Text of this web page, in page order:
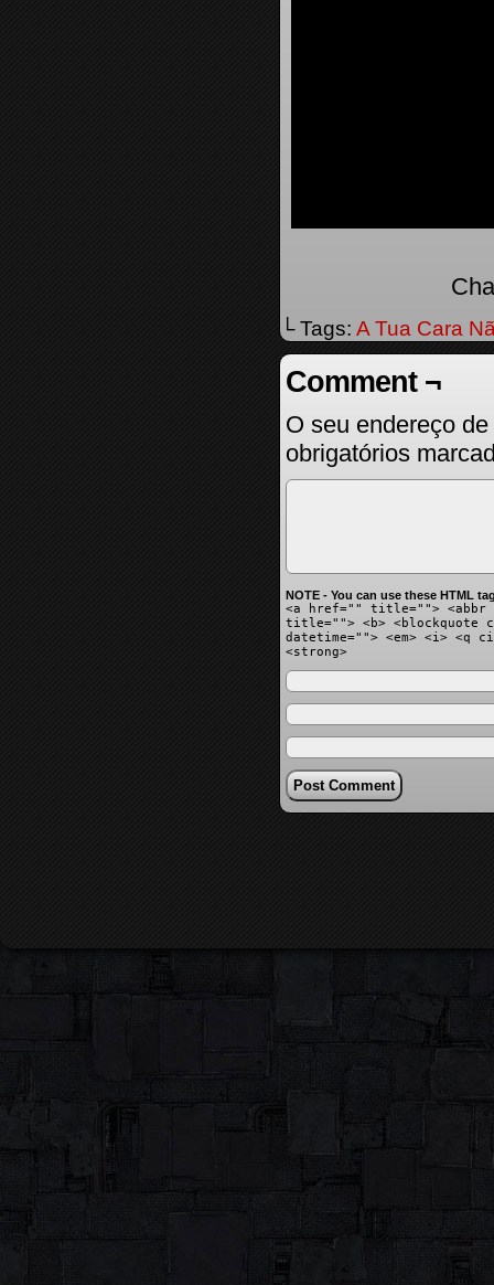
└ Tags: A Tua Cara
Comment ¬
O seu endereço
obrigatórios
NOTE - You can use these HTML
<a href="" title=""> <abbr
title=""> <b> <blockquote
datetime=""> <em> <i> <q
<strong>